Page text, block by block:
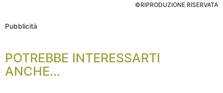
©RIPRODUZIONE RISERVATA
Pubblicità
POTREBBE INTERESSARTI
ANCHE...